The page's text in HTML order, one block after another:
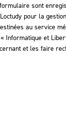
sont
pour la
au service
Informatique et
et les faire